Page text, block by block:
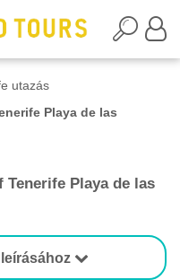
utazás
Playa de las
Playa de las